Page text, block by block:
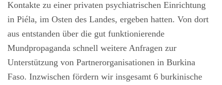
Kontakte zu einer privaten psychiatrischen Einrichtung
in Piéla, im Osten des Landes, ergeben hatten. Von dort
aus entstanden über die gut funktionierende
Mundpropaganda schnell weitere Anfragen zur
Unterstützung von Partnerorganisationen in Burkina
Faso. Inzwischen fördern wir insgesamt 6 burkinische